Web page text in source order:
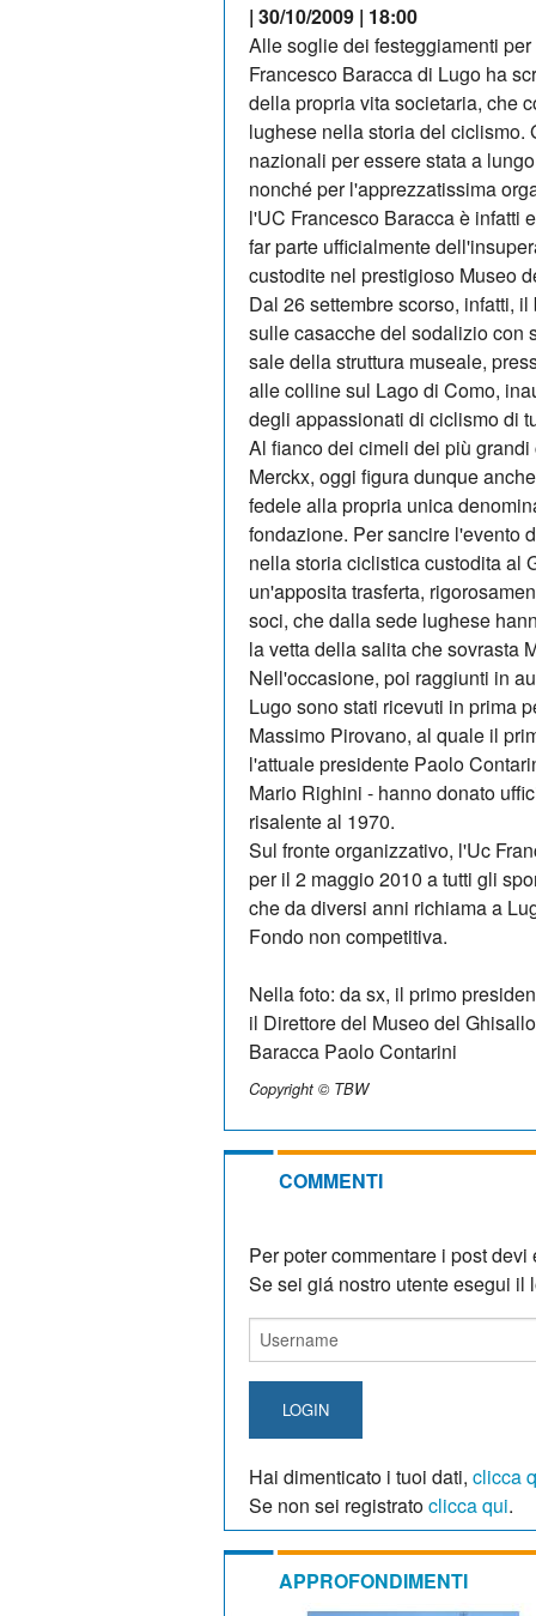
| 30/10/2009 | 18:00
Alle soglie dei festeggiamenti
Francesco Baracca di Lugo ha
della propria vita societaria, che
lughese nella storia del ciclismo.
nazionali per essere stata a
nonché per l'apprezzatissima
l'UC Francesco Baracca è infatti
far parte ufficialmente
custodite nel prestigioso Museo
Dal 26 settembre scorso, infatti,
sulle casacche del sodalizio con
sale della struttura museale,
alle colline sul Lago di Como,
degli appassionati di ciclismo di
Al fianco dei cimeli dei più
Merckx, oggi figura dunque
fedele alla propria unica
fondazione. Per sancire l'evento
nella storia ciclistica custodita al
un'apposita trasferta,
soci, che dalla sede lughese
la vetta della salita che sovrasta
Nell'occasione, poi raggiunti in
Lugo sono stati ricevuti in prima
Massimo Pirovano, al quale il
l'attuale presidente Paolo
Mario Righini - hanno donato
risalente al 1970.
Sul fronte organizzativo, l'Uc
per il 2 maggio 2010 a tutti gli
che da diversi anni richiama a
Fondo non competitiva.
Nella foto: da sx, il primo
il Direttore del Museo del
Baracca Paolo Contarini
Copyright © TBW
COMMENTI
Per poter commentare i post devi
Se sei giá nostro utente esegui il
LOGIN
Hai dimenticato i tuoi dati, clicca
Se non sei registratoclicca qui.
APPROFONDIMENTI